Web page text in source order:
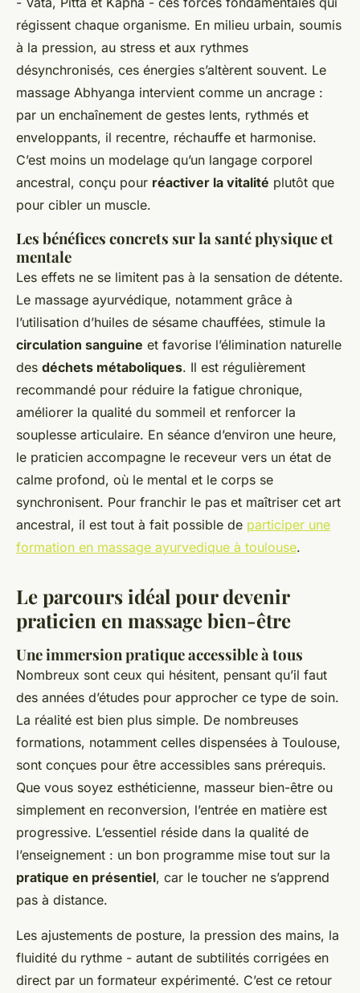
régissent chaque organisme. En milieu urbain, soumis
à la pression, au stress et aux rythmes
désynchronisés, ces énergies s’altèrent souvent. Le
massage Abhyanga intervient comme un ancrage :
par un enchaînement de gestes lents, rythmés et
enveloppants, il recentre, réchauffe et harmonise.
C’est moins un modelage qu’un langage corporel
ancestral, conçu pour réactiver la vitalité plutôt que
pour cibler un muscle.
Les bénéfices concrets sur la santé physique et
mentale
Les effets ne se limitent pas à la sensation de détente.
Le massage ayurvédique, notamment grâce à
l’utilisation d’huiles de sésame chauffées, stimule la
circulation sanguine et favorise l’élimination naturelle
des déchets métaboliques. Il est régulièrement
recommandé pour réduire la fatigue chronique,
améliorer la qualité du sommeil et renforcer la
souplesse articulaire. En séance d’environ une heure,
le praticien accompagne le receveur vers un état de
calme profond, où le mental et le corps se
synchronisent. Pour franchir le pas et maîtriser cet art
ancestral, il est tout à fait possible de participer une
formation en massage ayurvedique à toulouse.
Le parcours idéal pour devenir
praticien en massage bien-être
Une immersion pratique accessible à tous
Nombreux sont ceux qui hésitent, pensant qu’il faut
des années d’études pour approcher ce type de soin.
La réalité est bien plus simple. De nombreuses
formations, notamment celles dispensées à Toulouse,
sont conçues pour être accessibles sans prérequis.
Que vous soyez esthéticienne, masseur bien-être ou
simplement en reconversion, l’entrée en matière est
progressive. L’essentiel réside dans la qualité de
l’enseignement : un bon programme mise tout sur la
pratique en présentiel, car le toucher ne s’apprend
pas à distance.
Les ajustements de posture, la pression des mains, la
fluidité du rythme - autant de subtilités corrigées en
direct par un formateur expérimenté. C’est ce retour